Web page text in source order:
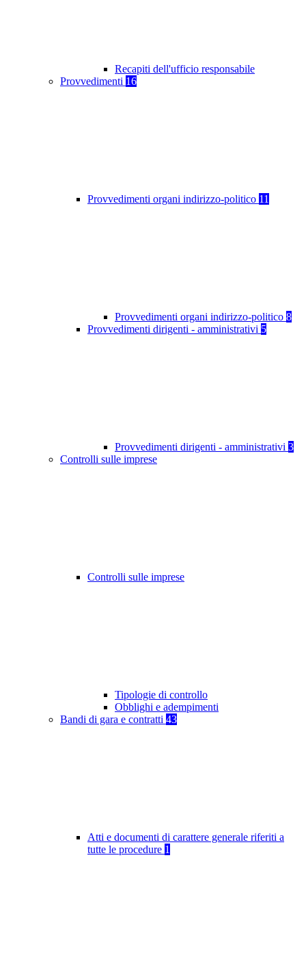
Recapiti dell'ufficio responsabile
Provvedimenti 16
Provvedimenti organi indirizzo-politico 11
Provvedimenti organi indirizzo-politico 8
Provvedimenti dirigenti - amministrativi 5
Provvedimenti dirigenti - amministrativi 3
Controlli sulle imprese
Controlli sulle imprese
Tipologie di controllo
Obblighi e adempimenti
Bandi di gara e contratti 43
Atti e documenti di carattere generale riferiti a
tutte le procedure 1